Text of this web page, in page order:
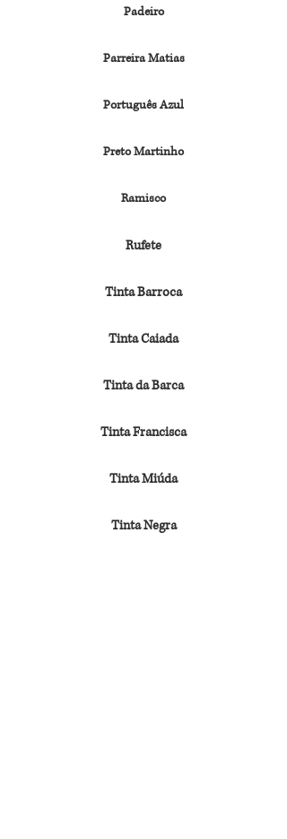
Padeiro
Parreira Matias
Português Azul
Preto Martinho
Ramisco
Rufete
Tinta Barroca
Tinta Caiada
Tinta da Barca
Tinta Francisca
Tinta Miúda
Tinta Negra